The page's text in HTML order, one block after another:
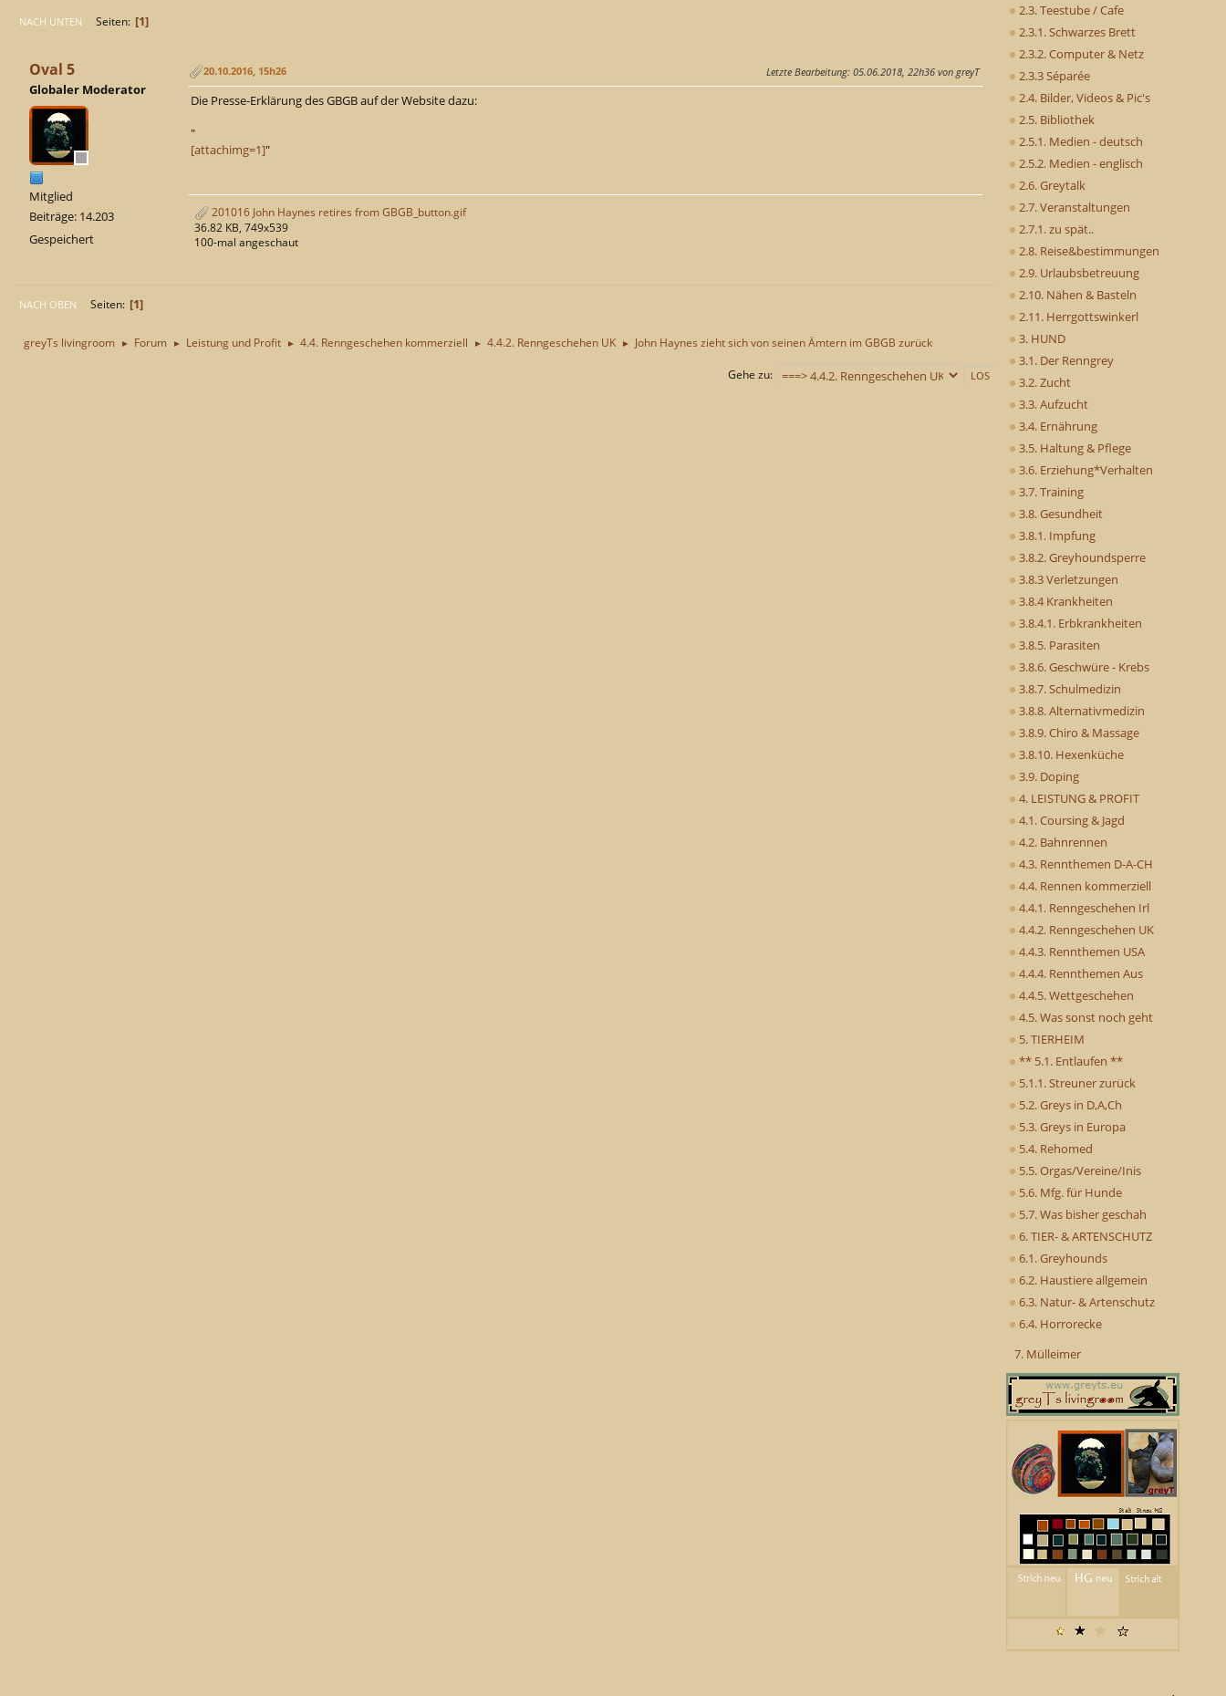
2.3. Teestube / Cafe
2.3.1. Schwarzes Brett
2.3.2. Computer & Netz
2.3.3 Séparée
2.4. Bilder, Videos & Pic's
2.5. Bibliothek
2.5.1. Medien - deutsch
2.5.2. Medien - englisch
2.6. Greytalk
2.7. Veranstaltungen
2.7.1. zu spät..
2.8. Reise&bestimmungen
2.9. Urlaubsbetreuung
2.10. Nähen & Basteln
2.11. Herrgottswinkerl
3. HUND
3.1. Der Renngrey
3.2. Zucht
3.3. Aufzucht
3.4. Ernährung
3.5. Haltung & Pflege
3.6. Erziehung*Verhalten
3.7. Training
3.8. Gesundheit
3.8.1. Impfung
3.8.2. Greyhoundsperre
3.8.3 Verletzungen
3.8.4 Krankheiten
3.8.4.1. Erbkrankheiten
3.8.5. Parasiten
3.8.6. Geschwüre - Krebs
3.8.7. Schulmedizin
3.8.8. Alternativmedizin
3.8.9. Chiro & Massage
3.8.10. Hexenküche
3.9. Doping
4. LEISTUNG & PROFIT
4.1. Coursing & Jagd
4.2. Bahnrennen
4.3. Rennthemen D-A-CH
4.4. Rennen kommerziell
4.4.1. Renngeschehen Irl
4.4.2. Renngeschehen UK
4.4.3. Rennthemen USA
4.4.4. Rennthemen Aus
4.4.5. Wettgeschehen
4.5. Was sonst noch geht
5. TIERHEIM
** 5.1. Entlaufen **
5.1.1. Streuner zurück
5.2. Greys in D,A,Ch
5.3. Greys in Europa
5.4. Rehomed
5.5. Orgas/Vereine/Inis
5.6. Mfg. für Hunde
5.7. Was bisher geschah
6. TIER- & ARTENSCHUTZ
6.1. Greyhounds
6.2. Haustiere allgemein
6.3. Natur- & Artenschutz
6.4. Horrorecke
7. Mülleimer
NACH UNTEN Seiten 1
Oval 5
Globaler Moderator
Mitglied
Beiträge: 14.203
Gespeichert
20.10.2016, 15h26 Letzte Bearbeitung: 05.06.2018, 22h36 von greyT
Die Presse-Erklärung des GBGB auf der Website dazu:
"
[attachimg=1]"
201016 John Haynes retires from GBGB_button.gif
36.82 KB, 749x539
100-mal angeschaut
NACH OBEN Seiten 1
greyTs livingroom ► Forum ► Leistung und Profit ► 4.4. Renngeschehen kommerziell ► 4.4.2. Renngeschehen UK ► John Haynes zieht sich von seinen Ämtern im GBGB zurück
Gehe zu